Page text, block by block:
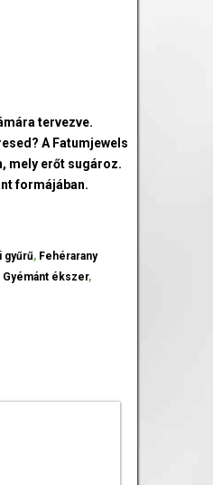
tervezve.
A Fatumjewels
mely erőt sugároz.
formájában.
gyűrű, Fehérarany
Gyémánt ékszer,